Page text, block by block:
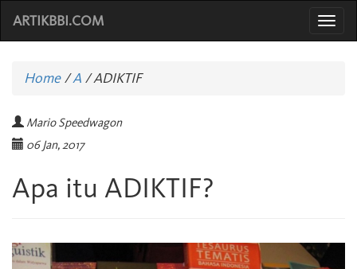
ARTIKBBI.COM
Home/A /ADIKTIF
Mario Speedwagon
06 Jan, 2017
Apa itu ADIKTIF?